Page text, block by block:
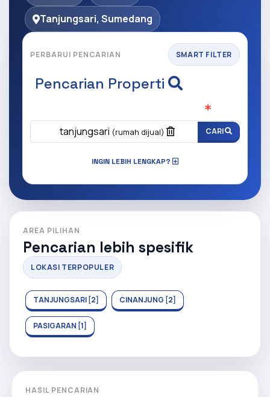
Tanjungsari, Sumedang
PERBARUI PENCARIAN SMART FILTER
Pencarian Properti
tanjungsari (rumah dijual) CARI
INGIN LEBIH LENGKAP?
AREA PILIHAN
Pencarian lebih spesifik
LOKASI TERPOPULER
TANJUNGSARI [2] CINANJUNG [2]
PASIGARAN [1]
HASIL PENCARIAN